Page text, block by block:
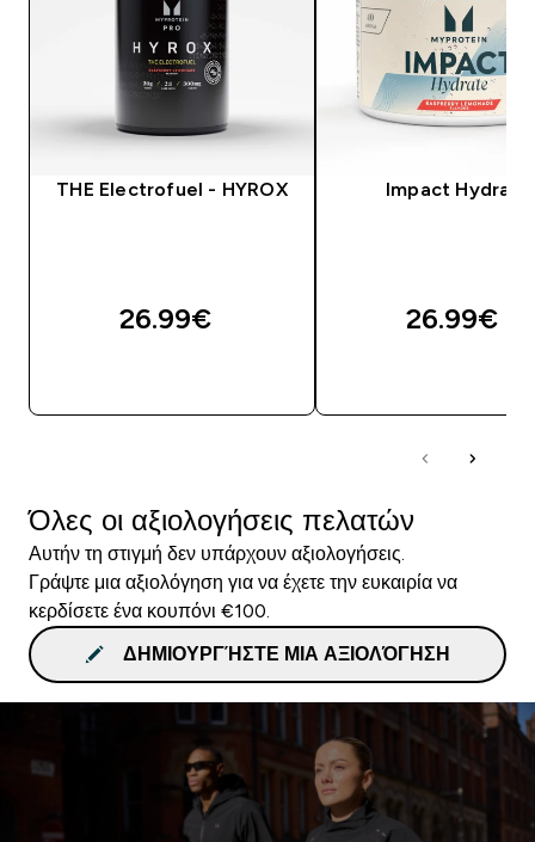
THE Electrofuel - HYROX
26.99€‎
Impact Hydrate
26.99€‎
Όλες οι αξιολογήσεις πελατών
Αυτήν τη στιγμή δεν υπάρχουν αξιολογήσεις.
Γράψτε μια αξιολόγηση για να έχετε την ευκαιρία να
κερδίσετε ένα κουπόνι €100.
ΔΗΜΙΟΥΡΓΉΣΤΕ ΜΙΑ ΑΞΙΟΛΌΓΗΣΗ